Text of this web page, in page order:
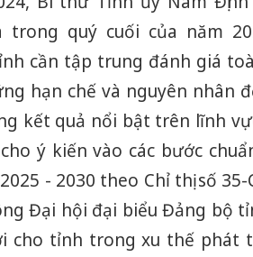
quý cuối của năm
cần tập trung đánh giá
hạn chế và nguyên nhân
kết quả nổi bật trên lĩnh
ý kiến vào các bước
- 2030 theo Chỉ thị số
Đại hội đại biểu Đảng bộ
cho tỉnh trong xu thế phát